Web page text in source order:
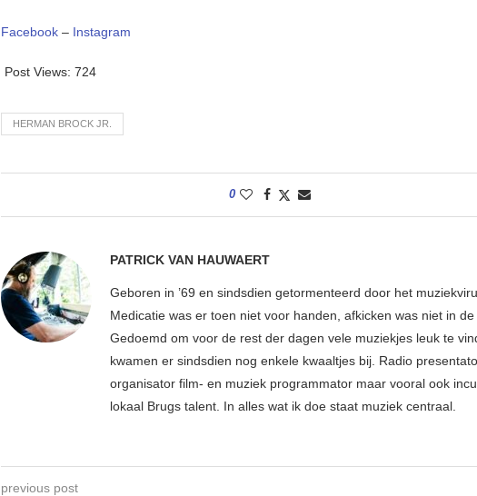
Facebook – Instagram
Post Views: 724
HERMAN BROCK JR.
0
PATRICK VAN HAUWAERT
Geboren in ’69 en sindsdien getormenteerd door het
Medicatie was er toen niet voor handen, afkicken was niet in
Gedoemd om voor de rest der dagen vele muziekjes leuk te
kwamen er sindsdien nog enkele kwaaltjes bij. Radio
organisator film- en muziek programmator maar vooral ook
lokaal Brugs talent. In alles wat ik doe staat muziek centraal.
previous post